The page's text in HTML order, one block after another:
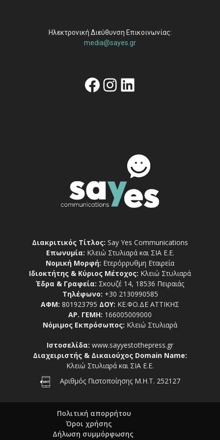
Ηλεκτρονική Διεύθυνση Επικοινωνίας:
media@sayes.gr
Facebook
Instagram
Linkedin
Διακριτικός Τίτλος: Say Yes Communications
Επωνυμία: Κλειώ Στυλιαρά και ΣΙΑ Ε.Ε.
Νομική Μορφή: Ετερόρρυθμη Εταιρεία
Ιδιοκτήτης & Κύριος Μέτοχος: Κλειώ Στυλιαρά
Έδρα & Γραφεία: Σκουζέ 14, 18536 Πειραιάς
Τηλέφωνο: +30 2130990585
ΑΦΜ: 801923795 ΔΟΥ: ΚΕ.ΦΟ.ΔΕ ΑΤΤΙΚΗΣ
ΑΡ. ΓΕΜΗ: 166005009000
Νόμιμος Εκπρόσωπος: Κλειώ Στυλιαρά
Ιστοσελίδα: www.sayyestothepress.gr
Διαχειριστής & Δικαιούχος Domain Name:
Κλειώ Στυλιαρά και ΣΙΑ Ε.Ε.
Αριθμός Πιστοποίησης Μ.Η.Τ. 252127
Πολιτική απορρήτου
Όροι χρήσης
Δήλωση συμμόρφωσης